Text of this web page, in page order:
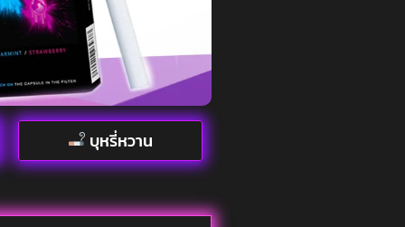
บุหรี่หวาน